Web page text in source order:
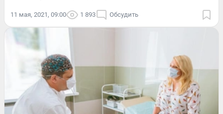
11 мая, 2021, 09:00 1 893 Обсудить